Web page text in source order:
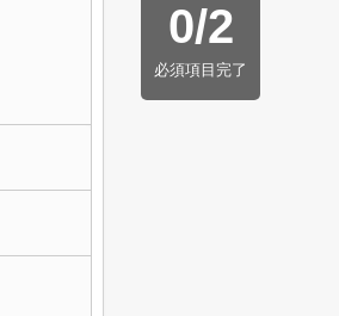
0/2
必須項目完了